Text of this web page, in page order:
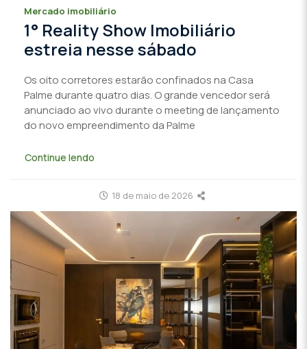
Mercado imobiliário
1° Reality Show Imobiliário
estreia nesse sábado
Os oito corretores estarão confinados na Casa
Palme durante quatro dias. O grande vencedor será
anunciado ao vivo durante o meeting de lançamento
do novo empreendimento da Palme
Continue lendo
18 de maio de 2026